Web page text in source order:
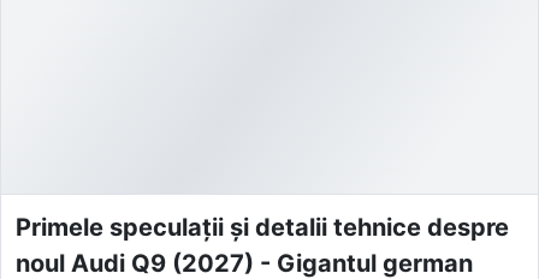
Primele speculații și detalii tehnice despre
noul Audi Q9 (2027) - Gigantul german